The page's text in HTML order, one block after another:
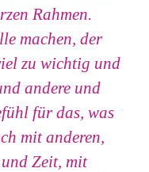
Rahmen.
machen, der
zu wichtig und
andere und
für das, was
mit anderen,
Zeit, mit